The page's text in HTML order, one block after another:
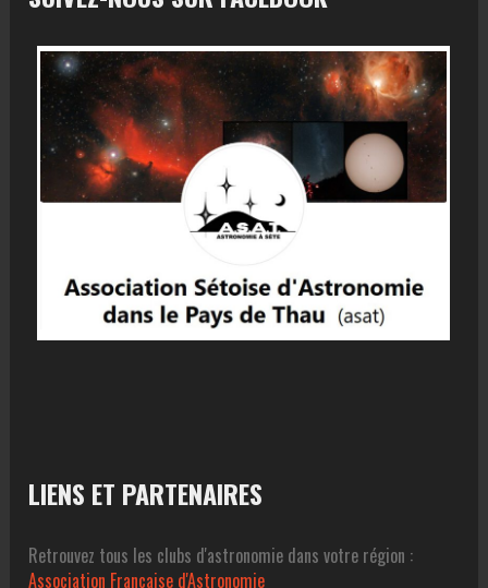
LIENS ET PARTENAIRES
Retrouvez tous les clubs d'astronomie dans votre région :
Association Francaise d'Astronomie